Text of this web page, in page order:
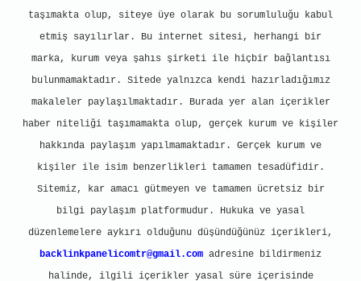
taşımakta olup, siteye üye olarak bu sorumluluğu kabul
etmiş sayılırlar. Bu internet sitesi, herhangi bir
marka, kurum veya şahıs şirketi ile hiçbir bağlantısı
bulunmamaktadır. Sitede yalnızca kendi hazırladığımız
makaleler paylaşılmaktadır. Burada yer alan içerikler
haber niteliği taşımamakta olup, gerçek kurum ve kişiler
hakkında paylaşım yapılmamaktadır. Gerçek kurum ve
kişiler ile isim benzerlikleri tamamen tesadüfidir.
Sitemiz, kar amacı gütmeyen ve tamamen ücretsiz bir
bilgi paylaşım platformudur. Hukuka ve yasal
düzenlemelere aykırı olduğunu düşündüğünüz içerikleri,
backlinkpanelicomtr@gmail.com adresine bildirmeniz
halinde, ilgili içerikler yasal süre içerisinde